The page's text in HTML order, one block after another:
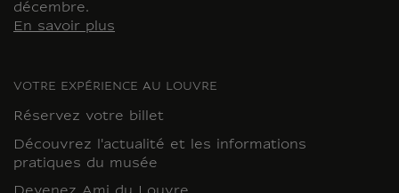
décembre.
En savoir plus
VOTRE EXPÉRIENCE AU LOUVRE
Réservez votre billet
Découvrez l'actualité et les informations
pratiques du musée